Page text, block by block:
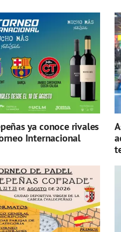
ya conoce rivales
Internacional